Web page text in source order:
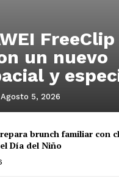
FreeClip
un nuevo
y
Agosto 5, 2026
brunch familiar con
Día del Niño